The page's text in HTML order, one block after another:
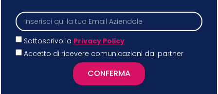
Sottoscrivo la Privacy Policy
Accetto di ricevere comunicazioni dai partner
CONFERMA